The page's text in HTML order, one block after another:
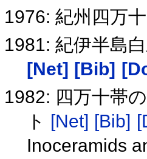
1976: 紀州四万
1981: 紀伊半島
[Net] [Bib]
1982: 四万十帯
ト
[Net] [Bib]
Inoceramids